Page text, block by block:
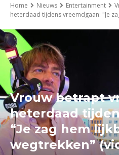
Home Nieuws Entertainment
heterdaad tijdens vreemdgaan: "Je
Vrouw betrapt
heterdaad
“Je zag hem
wegtrekken”